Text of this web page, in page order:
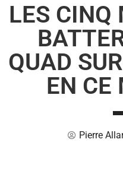
LES CINQ
QUAD
EN CE
Pierre